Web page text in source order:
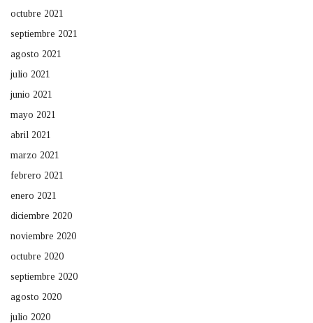
octubre 2021
septiembre 2021
agosto 2021
julio 2021
junio 2021
mayo 2021
abril 2021
marzo 2021
febrero 2021
enero 2021
diciembre 2020
noviembre 2020
octubre 2020
septiembre 2020
agosto 2020
julio 2020